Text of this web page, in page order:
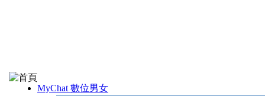
MyChat 數位男女